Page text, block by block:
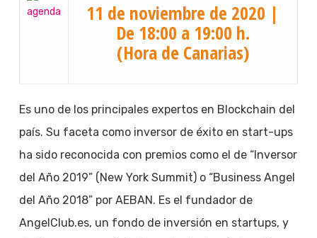
11 de noviembre de 2020 |
De 18:00 a 19:00 h.
(Hora de Canarias)
Es uno de los principales expertos en Blockchain del
país. Su faceta como inversor de éxito en start-ups
ha sido reconocida con premios como el de “Inversor
del Año 2019” (New York Summit) o “Business Angel
del Año 2018” por AEBAN. Es el fundador de
AngelClub.es, un fondo de inversión en startups, y